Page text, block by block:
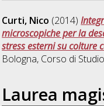
Curti, Nico (2014)
microscopiche per la
stress esterni su colture
Bologna, Corso di
Laurea